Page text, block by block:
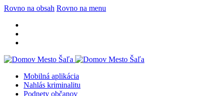
Rovno na obsah Rovno na menu
Mobilná aplikácia
Nahlás kriminalitu
Podnety občanov